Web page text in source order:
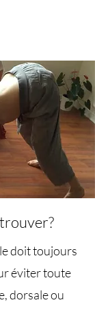
doit toujours
éviter toute
dorsale ou